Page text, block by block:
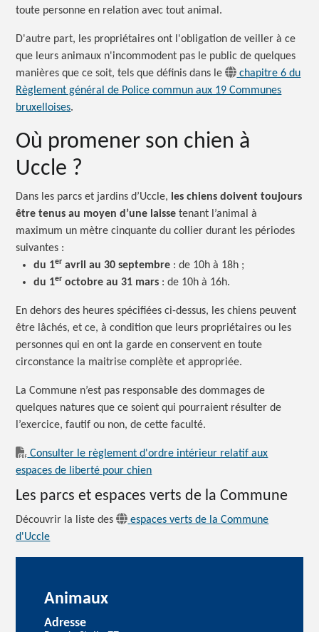
toute personne en relation avec tout animal.
D'autre part, les propriétaires ont l'obligation de veiller à ce
que leurs animaux n'incommodent pas le public de quelques
manières que ce soit, tels que définis dans le
chapitre 6 du
Règlement général de Police commun aux 19 Communes
bruxelloises.
Où promener son chien à
Uccle ?
Dans les parcs et jardins d’Uccle, les chiens doivent toujours
être tenus au moyen d’une laisse tenant l’animal à
maximum un mètre cinquante du collier durant les périodes
suivantes :
du 1er avril au 30septembre :de 10h à 18h ;
du 1er octobre au 31 mars : de 10h à 16h.
En dehors des heures spécifiées ci-dessus, les chiens peuvent
être lâchés, et ce, à condition que leurs propriétaires ou les
personnes qui en ont la garde en conservent en toute
circonstance la maitrise complète et appropriée.
La Commune n’est pas responsable des dommages de
quelques natures que ce soient qui pourraient résulter de
l’exercice, fautif ou non, de cette faculté.
Consulter le règlement d'ordre intérieur relatif aux
espaces de liberté pour chien
Les parcs et espaces verts de la Commune
Découvrir la liste des
espaces verts de la Commune
d'Uccle
Animaux
Adresse